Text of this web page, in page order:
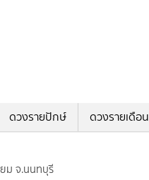
ดวงรายปักษ์ ดวงรายเดือน
ม จ.นนทบุรี